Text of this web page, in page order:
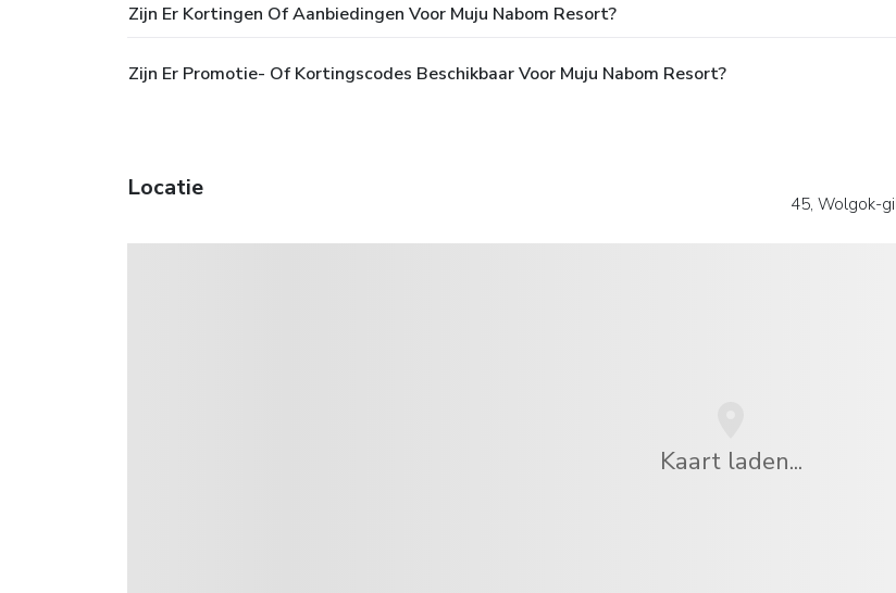
Zijn Er Kortingen Of Aanbiedingen Voor Muju Nabom Resort?
Zijn Er Promotie- Of Kortingscodes Beschikbaar Voor Muju Nabom Resort?
Locatie
45, Wolgok-
Kaart laden...